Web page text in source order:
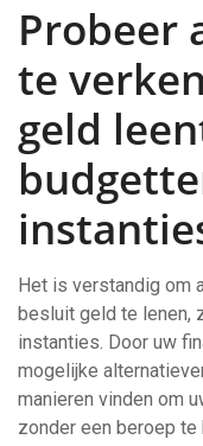
Probeer
te
geld
Het is verstandig om
besluit geld te lenen,
instanties. Door uw
mogelijke
manieren vinden om
zonder een beroep te